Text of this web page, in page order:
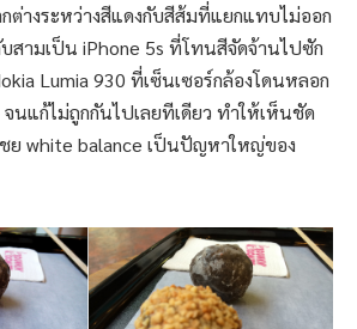
ต่างระหว่างสีแดงกับสีส้มที่แยกแทบไม่ออก
สามเป็น iPhone 5s ที่โทนสีจัดจ้านไปซัก
Lumia 930 ที่เซ็นเซอร์กล้องโดนหลอก
จนแก้ไม่ถูกกันไปเลยทีเดียว ทำให้เห็นชัด
ย white balance เป็นปัญหาใหญ่ของ